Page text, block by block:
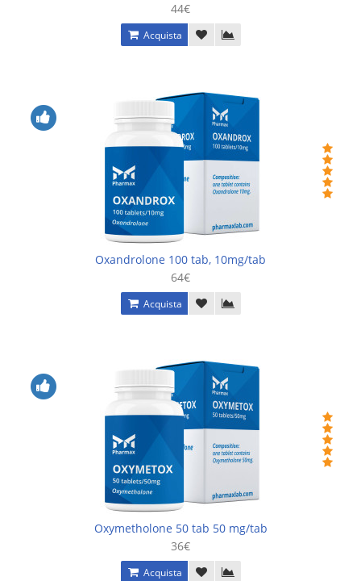
44€
Acquista
Oxandrolone 100 tab, 10mg/tab
64€
Acquista
Oxymetholone 50 tab 50 mg/tab
36€
Acquista